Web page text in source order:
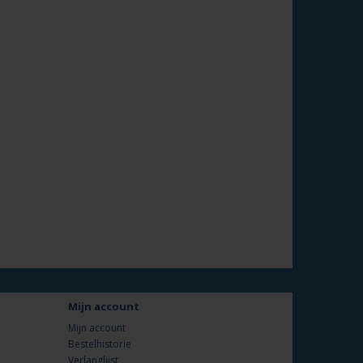
Mijn account
Mijn account
Bestelhistorie
Verlanglijst